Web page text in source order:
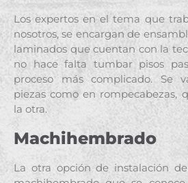
Los expertos en el tema que
nosotros, se encargan de
laminados que cuentan con la
no hace falta tumbar pisos
proceso más complicado. Se
piezas como en rompecabezas,
la otra.
Machihembrado
La otra opción de instalación